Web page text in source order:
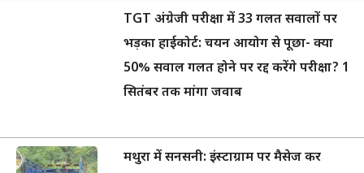
TGT अंग्रेजी परीक्षा में 33 गलत सवालों पर
भड़का हाईकोर्ट: चयन आयोग से पूछा- क्या
50% सवाल गलत होने पर रद्द करेंगे परीक्षा? 1
सितंबर तक मांगा जवाब
मथुरा में सनसनी: इंस्टाग्राम पर मैसेज कर